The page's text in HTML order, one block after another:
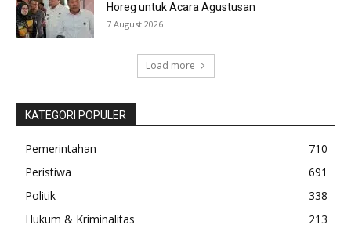
Horeg untuk Acara Agustusan
7 August 2026
Load more
KATEGORI POPULER
Pemerintahan
710
Peristiwa
691
Politik
338
Hukum & Kriminalitas
213